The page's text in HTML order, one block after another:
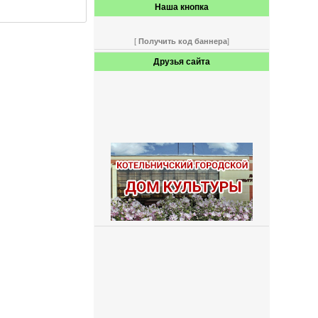
Наша кнопка
[ Получить код баннера]
Друзья сайта